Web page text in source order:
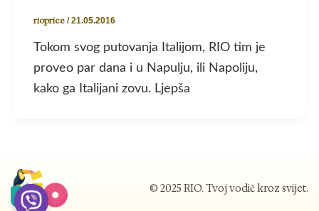
rioprice /21.05.2016
Tokom svog putovanja Italijom, RIO tim je
proveo par dana i u Napulju, ili Napoliju,
kako ga Italijani zovu. Ljepša
© 2025 RIO. Tvoj vodič kroz svijet.